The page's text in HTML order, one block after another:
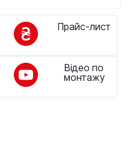
Прайс-лист
Відео по
монтажу